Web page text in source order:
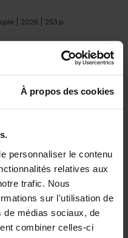
À propos des cookies
personnaliser le contenu
relatives aux
trafic. Nous
sur l'utilisation de
de médias sociaux, de
combiner celles-ci
2026 253
like a PRO -
revised edition
2022 226